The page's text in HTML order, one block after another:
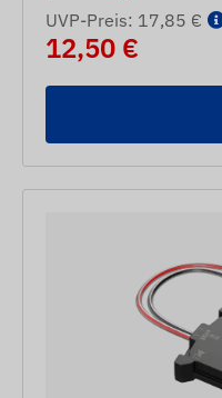
UVP-Preis: 17,85 €
12,50 €